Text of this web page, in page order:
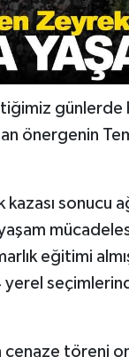
günlerde
önergenin
sonucu
eğitimi
töreni